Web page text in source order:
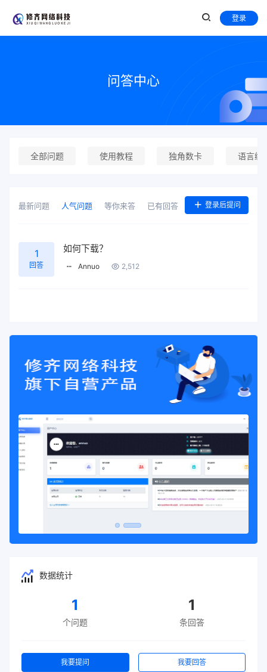
登录
问答中心
全部问题 使用教程 独角数卡 语言编
最新问题 人气问题 等你来答 已有回答 登录后提问
1
回答
如何下载？
Annuo 2,512
数据统计
1
个问题
1
条回答
我要提问 我要回答